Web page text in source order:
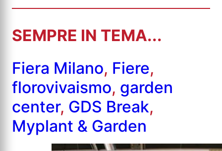
SEMPRE IN TEMA...
Fiera Milano, Fiere,
florovivaismo, garden
center, GDS Break,
Myplant & Garden